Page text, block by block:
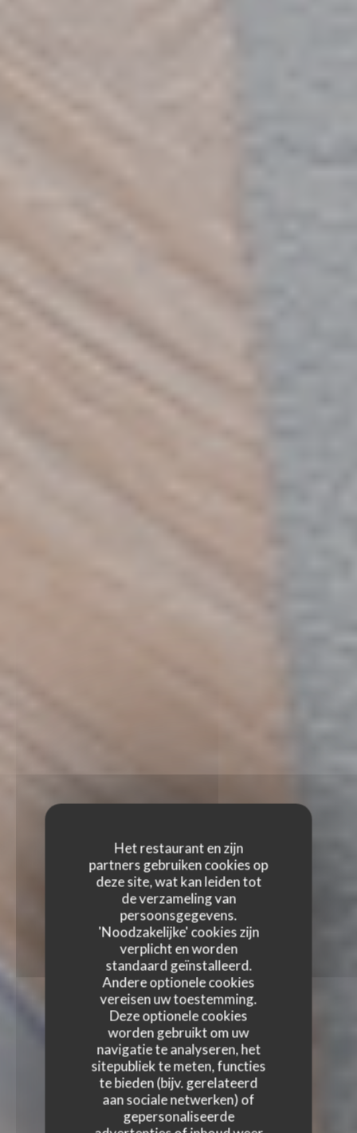
Het restaurant en zijn
partners gebruiken cookies op
deze site, wat kan leiden tot
de verzameling van
persoonsgegevens.
'Noodzakelijke' cookies zijn
verplicht en worden
standaard geïnstalleerd.
Andere optionele cookies
vereisen uw toestemming.
Deze optionele cookies
worden gebruikt om uw
navigatie te analyseren, het
sitepubliek te meten, functies
te bieden (bijv. gerelateerd
aan sociale netwerken) of
gepersonaliseerde